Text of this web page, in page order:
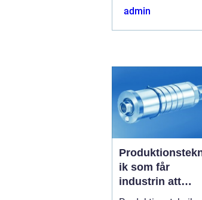
finner man Blue
admin
ik som får
industrin att
flyta